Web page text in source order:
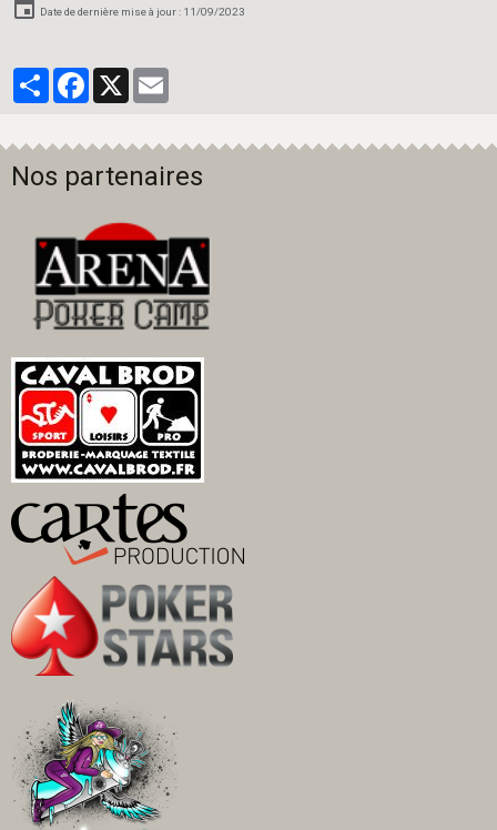
Date de dernière mise à jour : 11/09/2023
PartagerFacebook
Nos partenaires